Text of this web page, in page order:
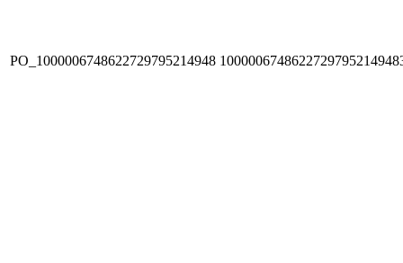
PO_1000006748622729795214948